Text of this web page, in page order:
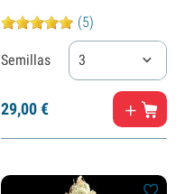
(5)
Semillas 3
29,00€